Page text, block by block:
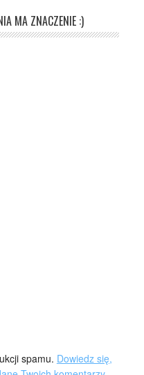
MA ZNACZENIE :)
spamu. Dowiedz się,